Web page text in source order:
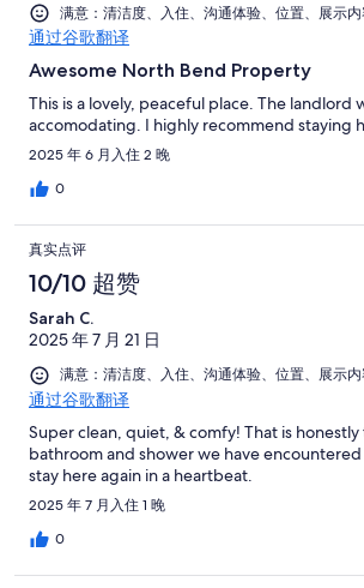
满意：清洁度、入住、沟通体验、位置、展示
通过谷歌翻译
Awesome North Bend Property
This is a lovely, peaceful place. The landlord
accomodating. I highly recommend staying
2025 年 6 月入住 2 晚
0
真实点评
10/10 超赞
Sarah C.
2025 年 7 月 21 日
满意：清洁度、入住、沟通体验、位置、展示
通过谷歌翻译
Super clean, quiet, & comfy! That is
bathroom and shower we have
stay here again in a heartbeat.
2025 年 7 月入住 1 晚
0